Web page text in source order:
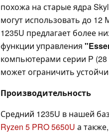
похожа на старые ядра
могут использовать до
1235U предлагает более
функции управления
компьютерами серии P (28
может ограничить
Производительность
Средний 1235U в нашей
Ryzen 5 PRO 5650U а